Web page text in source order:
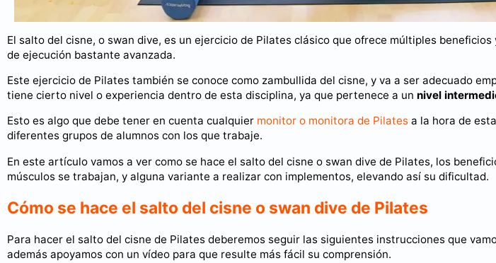
El salto del cisne, o swan dive, es un ejercicio de Pilates clásico que ofrece múltiples
de ejecución bastante avanzada.
Este ejercicio de Pilates también se conoce como zambullida del cisne, y va a ser adecuado
tiene cierto nivel o experiencia dentro de esta disciplina, ya que pertenece a un nivel
Esto es algo que debe tener en cuenta cualquier monitor o monitora de Pilates a la hora de
diferentes grupos de alumnos con los que trabaje.
En este artículo vamos a ver como se hace el salto del cisne o swan dive de Pilates, los
músculos se trabajan, y alguna variante a realizar con implementos, elevando así su dificultad.
Cómo se hace el salto del cisne o swan dive de Pilates
Para hacer el salto del cisne de Pilates deberemos seguir las siguientes instrucciones que
además apoyamos con un vídeo para que resulte más fácil su comprensión.